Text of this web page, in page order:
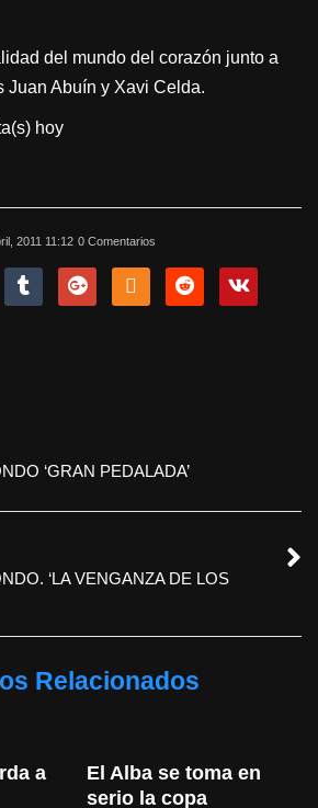
del mundo del corazón junto a
Juan Abuí­n y Xavi Celda.
hoy
2011 11:12 0 Comentarios
‘GRAN PEDALADA’
‘LA VENGANZA DE LOS
Relacionados
a
El Alba se toma en
serio la copa